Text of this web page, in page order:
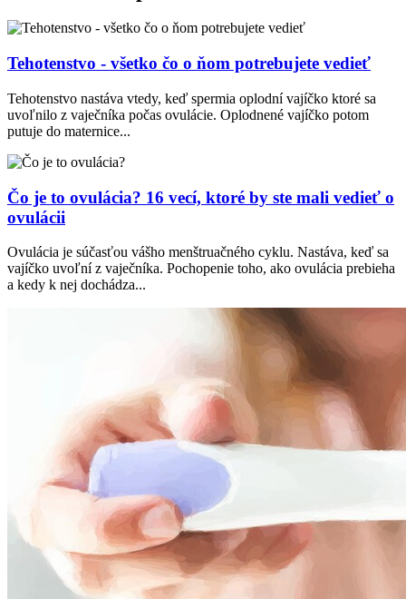
Tehotenstvo - všetko čo o ňom potrebujete vedieť
Tehotenstvo nastáva vtedy, keď spermia oplodní vajíčko ktoré sa
uvoľnilo z vaječníka počas ovulácie. Oplodnené vajíčko potom
putuje do maternice...
Čo je to ovulácia? 16 vecí, ktoré by ste mali vedieť o
ovulácii
Ovulácia je súčasťou vášho menštruačného cyklu. Nastáva, keď sa
vajíčko uvoľní z vaječníka. Pochopenie toho, ako ovulácia prebieha
a kedy k nej dochádza...